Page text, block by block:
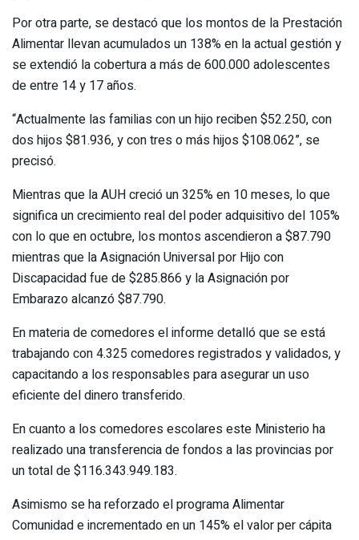
Por otra parte, se destacó que los montos de la Prestación
Alimentar llevan acumulados un 138% en la actual gestión y
se extendió la cobertura a más de 600.000 adolescentes
de entre 14 y 17 años.
“Actualmente las familias con un hijo reciben $52.250, con
dos hijos $81.936, y con tres o más hijos $108.062”, se
precisó.
Mientras que la AUH creció un 325% en 10 meses, lo que
significa un crecimiento real del poder adquisitivo del 105%
con lo que en octubre, los montos ascendieron a $87.790
mientras que la Asignación Universal por Hijo con
Discapacidad fue de $285.866 y la Asignación por
Embarazo alcanzó $87.790.
En materia de comedores el informe detalló que se está
trabajando con 4.325 comedores registrados y validados, y
capacitando a los responsables para asegurar un uso
eficiente del dinero transferido.
En cuanto a los comedores escolares este Ministerio ha
realizado una transferencia de fondos a las provincias por
un total de $116.343.949.183.
Asimismo se ha reforzado el programa Alimentar
Comunidad e incrementado en un 145% el valor per cápita